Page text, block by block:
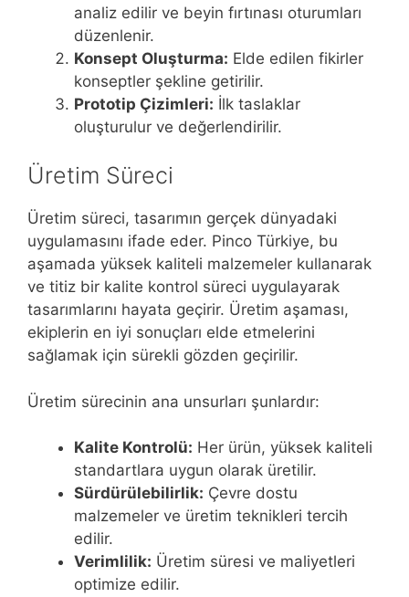
analiz edilir ve beyin fırtınası oturumları
düzenlenir.
Konsept Oluşturma: Elde edilen fikirler
konseptler şekline getirilir.
Prototip Çizimleri: İlk taslaklar
oluşturulur ve değerlendirilir.
Üretim Süreci
Üretim süreci, tasarımın gerçek dünyadaki
uygulamasını ifade eder. Pinco Türkiye, bu
aşamada yüksek kaliteli malzemeler kullanarak
ve titiz bir kalite kontrol süreci uygulayarak
tasarımlarını hayata geçirir. Üretim aşaması,
ekiplerin en iyi sonuçları elde etmelerini
sağlamak için sürekli gözden geçirilir.
Üretim sürecinin ana unsurları şunlardır:
Kalite Kontrolü: Her ürün, yüksek kaliteli
standartlara uygun olarak üretilir.
Sürdürülebilirlik: Çevre dostu
malzemeler ve üretim teknikleri tercih
edilir.
Verimlilik: Üretim süresi ve maliyetleri
optimize edilir.